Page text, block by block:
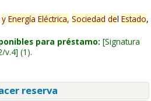
y Energía Eléctrica, Sociedad del Estado,
para préstamo: Signatura
v.4 (1).
reserva